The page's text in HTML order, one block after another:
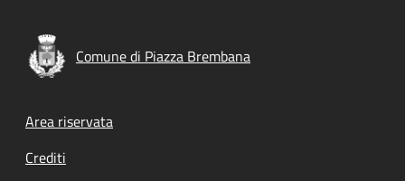
Comune di Piazza Brembana
Footer menu
Area riservata
Crediti